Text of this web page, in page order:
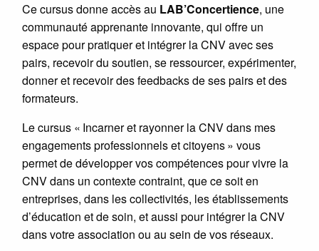
Ce cursus donne accès au LAB’Concertience, une
communauté apprenante innovante, qui offre un
espace pour pratiquer et intégrer la CNV avec ses
pairs, recevoir du soutien, se ressourcer, expérimenter,
donner et recevoir des feedbacks de ses pairs et des
formateurs.
Le cursus « Incarner et rayonner la CNV dans mes
engagements professionnels et citoyens » vous
permet de développer vos compétences pour vivre la
CNV dans un contexte contraint, que ce soit en
entreprises, dans les collectivités, les établissements
d’éducation et de soin, et aussi pour intégrer la CNV
dans votre association ou au sein de vos réseaux.